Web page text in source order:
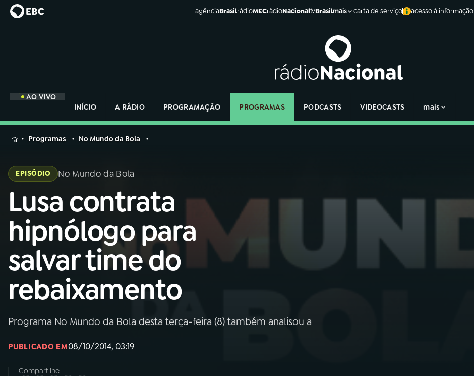
agênciaBrasilrádioMECrádioNacionaltvBrasilmais carta de serviço acesso à informação
AO VIVO
INÍCIO
A RÁDIO PROGRAMAÇÃO PROGRAMAS PODCASTS VIDEOCASTS mais
MENU
Rádio
Nacional
01 INÍCIO
02A RÁDIO
03PROGRAMAÇÃO
na
Rádio
Programas No Mundo da Bola
EPISÓDIO No Mundo da Bola
Lusa contrata
hipnólogo para
salvar time do
rebaixamento
Programa No Mundo da Bola desta terça-feira (8) também analisou a
PUBLICADO EM08/10/2014, 03:19
Compartilhe